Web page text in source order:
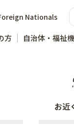
Nationals
方 自治体・福祉
お近